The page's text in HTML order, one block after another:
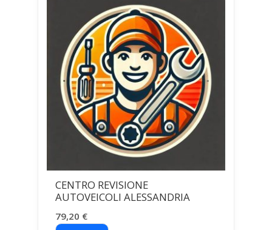
CENTRO REVISIONE
AUTOVEICOLI ALESSANDRIA
79,20 €